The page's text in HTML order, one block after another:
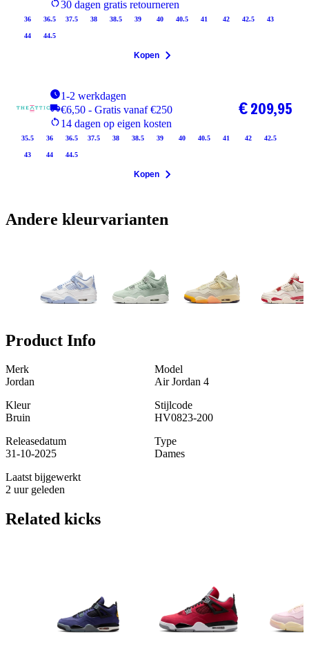
30 dagen gratis retourneren
36 36.5 37.5 38 38.5 39 40 40.5 41 42 42.5 43
44 44.5
Kopen
1-2 werkdagen
€6,50 - Gratis vanaf €250
14 dagen op eigen kosten
35.5 36 36.5 37.5 38 38.5 39 40 40.5 41 42 42.5
43 44 44.5
€ 209,95
Kopen
Andere kleurvarianten
Product Info
Merk
Jordan
Model
Air Jordan 4
Kleur
Bruin
Stijlcode
HV0823-200
Releasedatum
31-10-2025
Type
Dames
Laatst bijgewerkt
2 uur geleden
Related kicks